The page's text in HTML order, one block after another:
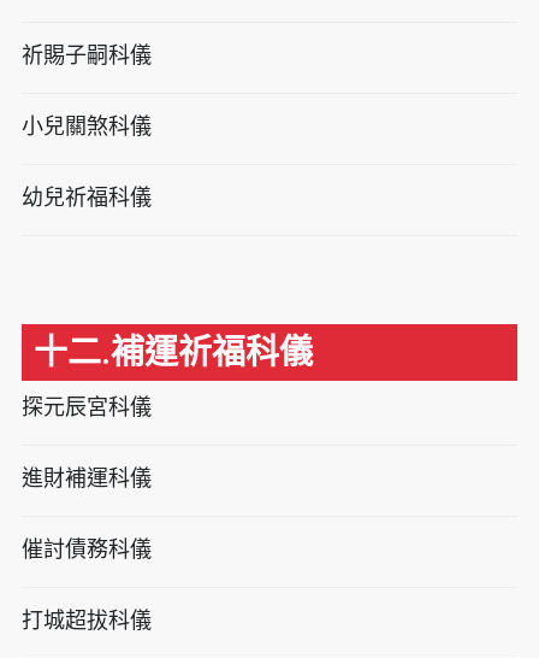
祈賜子嗣科儀
小兒關煞科儀
幼兒祈福科儀
十二.補運祈福科儀
探元辰宮科儀
進財補運科儀
催討債務科儀
打城超拔科儀